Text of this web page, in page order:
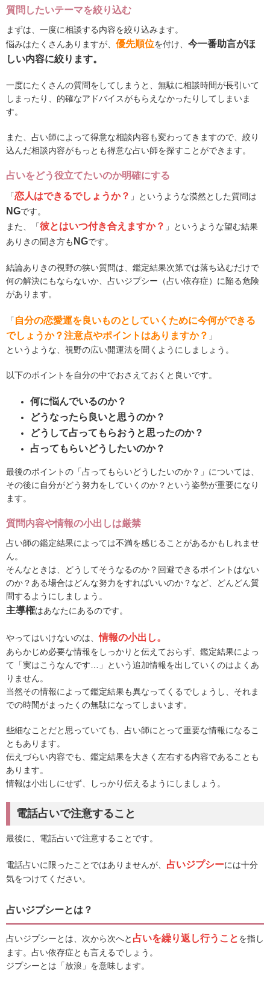
質問したいテーマを絞り込む
まずは、一度に相談する内容を絞り込みます。
悩みはたくさんありますが、 優先順位を付け、 今一番助言がほ
しい内容に絞ります。
一度にたくさんの質問をしてしまうと、無駄に相談時間が長引いて
しまったり、的確なアドバイスがもらえなかったりしてしまいま
す。
また、占い師によって得意な相談内容も変わってきますので、絞り
込んだ相談内容がもっとも得意な占い師を探すことができます。
占いをどう役立てたいのか明確にする
「恋人はできるでしょうか？ 」というような漠然とした質問は
NGです。
また、「彼とはいつ付き合えますか？ 」というような望む結果
ありきの聞き方も NGです。
結論ありきの視野の狭い質問は、鑑定結果次第では落ち込むだけで
何の解決にもならないか、占いジプシー（占い依存症）に陥る危険
があります。
「 自分の恋愛運を良いものとしていくために今何ができる
でしょうか？注意点やポイントはありますか？ 」
というような、視野の広い開運法を聞くようにしましょう。
以下のポイントを自分の中でおさえておくと良いです。
何に悩んでいるのか？
どうなったら良いと思うのか？
どうして占ってもらおうと思ったのか？
占ってもらいどうしたいのか？
最後のポイントの「占ってもらいどうしたいのか？」については、
その後に自分がどう努力をしていくのか？という姿勢が重要になり
ます。
質問内容や情報の小出しは厳禁
占い師の鑑定結果によっては不満を感じることがあるかもしれませ
ん。
そんなときは、どうしてそうなるのか？回避できるポイントはない
のか？ある場合はどんな努力をすればいいのか？など、どんどん質
問するようにしましょう。
主導権はあなたにあるのです。
やってはいけないのは、情報の小出し。
あらかじめ必要な情報をしっかりと伝えておらず、鑑定結果によっ
て「実はこうなんです…」という追加情報を出していくのはよくあ
りません。
当然その情報によって鑑定結果も異なってくるでしょうし、それま
での時間がまったくの無駄になってしまいます。
些細なことだと思っていても、占い師にとって重要な情報になるこ
ともあります。
伝えづらい内容でも、鑑定結果を大きく左右する内容であることも
あります。
情報は小出しにせず、しっかり伝えるようにしましょう。
電話占いで注意すること
最後に、電話占いで注意することです。
電話占いに限ったことではありませんが、 占いジプシーには十分
気をつけてください。
占いジプシーとは？
占いジプシーとは、次から次へと 占いを繰り返し行うことを指し
ます。占い依存症とも言えるでしょう。
ジプシーとは「放浪」を意味します。